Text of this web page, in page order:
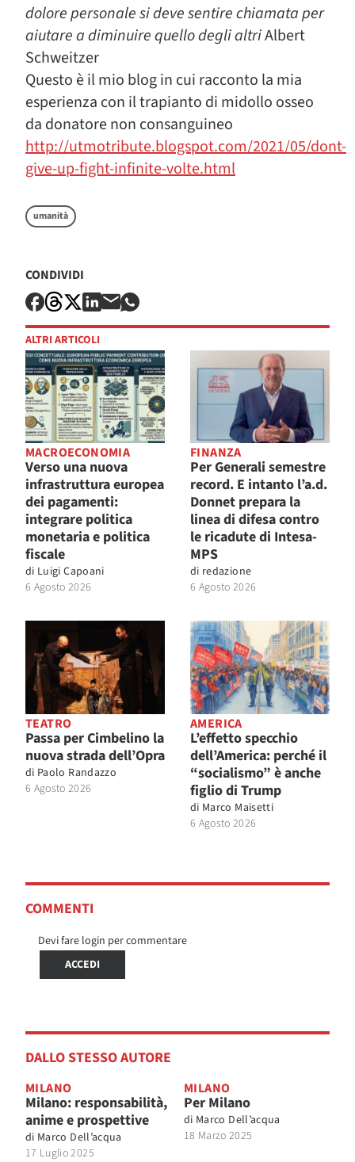
dolore personale si deve sentire chiamata per
aiutare a diminuire quello degli altriAlbert
Schweitzer
Questo è il mio blog in cui racconto la mia
esperienza con il trapianto di midollo osseo
da donatore non consanguineo
http://utmotribute.blogspot.com/2021/05/dont-
give-up-fight-infinite-volte.html
umanità
CONDIVIDI
ALTRI ARTICOLI
MACROECONOMIA
Verso una nuova
infrastruttura europea
dei pagamenti:
integrare politica
monetaria e politica
fiscale
di Luigi Capoani
6 Agosto 2026
FINANZA
Per Generali semestre
record. E intanto l’a.d.
Donnet prepara la
linea di difesa contro
le ricadute di Intesa-
MPS
di redazione
6 Agosto 2026
TEATRO
Passa per Cimbelino la
nuova strada dell’Opra
di Paolo Randazzo
6 Agosto 2026
AMERICA
L’effetto specchio
dell’America: perché il
“socialismo” è anche
figlio di Trump
di Marco Maisetti
6 Agosto 2026
COMMENTI
Devi fare login per commentare
ACCEDI
DALLO STESSO AUTORE
MILANO
Milano: responsabilità,
anime e prospettive
di Marco Dell’acqua
17 Luglio 2025
MILANO
Per Milano
di Marco Dell’acqua
18 Marzo 2025